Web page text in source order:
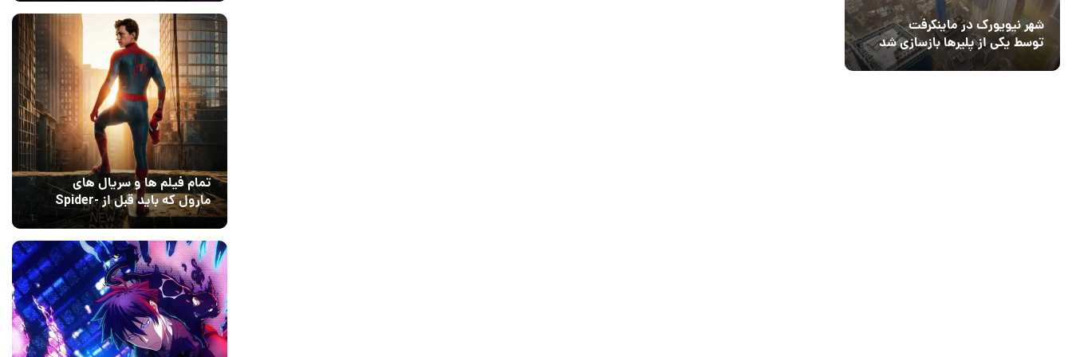
شهر نیویورک در ماینکرفت
توسط یکی از پلیرها بازسازی شد
تمام فیلم ها و سریال های
مارول که باید قبل از Spider-
Man: Brand New Day تماشا
۰ 10 مرداد 1405